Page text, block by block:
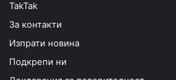
TakTak
За контакти
Изпрати новина
Подкрепи ни